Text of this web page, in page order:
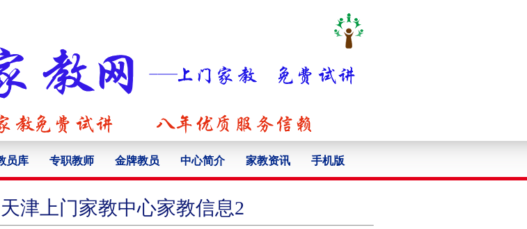
员库 专职教师 金牌教员 中心简介 家教资讯 手机版
津上门家教中心家教信息2